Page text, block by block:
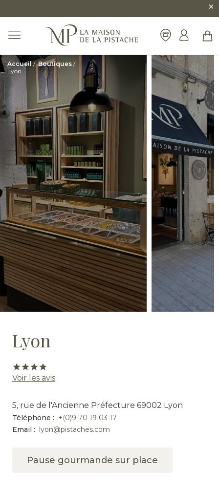
×
Accueil /Boutiques /
Lyon
Lyon
Voir les avis
5, rue de l'Ancienne Préfecture 69002 Lyon
Téléphone : +(0)9 70 19 03 17
Email : lyon@pistaches.com
Pause gourmande sur place